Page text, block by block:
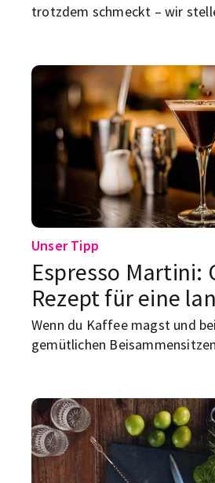
trotzdem schmeckt – wir
Unser Tipp
Espresso Martini:
Rezept für eine
Wenn du Kaffee magst und
gemütlichen